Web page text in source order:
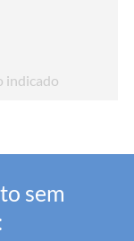
indicado
sem